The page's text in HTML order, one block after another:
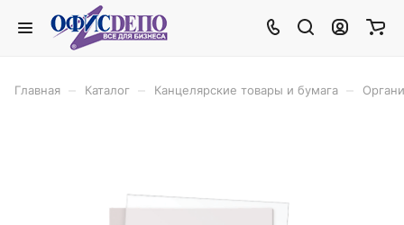
Главная Каталог Канцелярские товары и бумага